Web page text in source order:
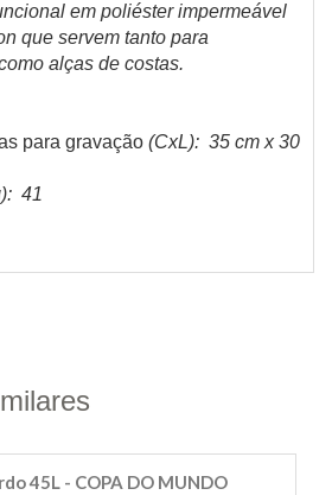
em poliéster impermeável
que servem tanto para
alças de costas.
para gravação (CxL): 35 cm x 30
41
45L - COPA DO MUNDO